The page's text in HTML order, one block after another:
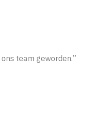
team geworden.”